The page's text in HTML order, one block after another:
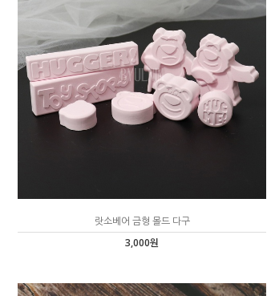
랏소베어 금형 몰드 다구
3,000원